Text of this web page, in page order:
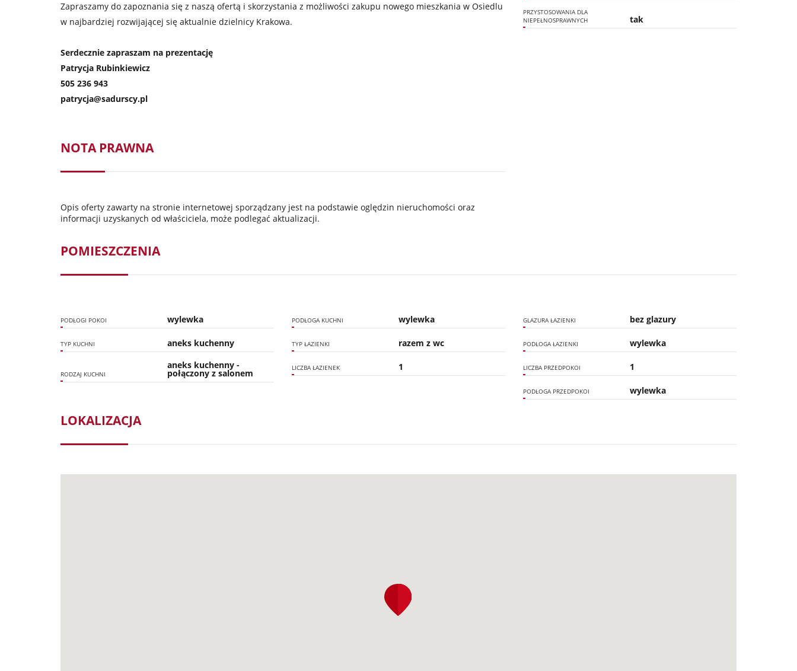
Zapraszamy do zapoznania się z naszą ofertą i skorzystania z możliwości zakupu nowego mieszkania w Osiedlu
w najbardziej rozwijającej się aktualnie dzielnicy Krakowa.
Serdecznie zapraszam na prezentację
Patrycja Rubinkiewicz
505 236 943
patrycja@sadurscy.pl
NOTA PRAWNA
Opis oferty zawarty na stronie internetowej sporządzany jest na podstawie oględzin nieruchomości oraz
informacji uzyskanych od właściciela, może podlegać aktualizacji.
PRZYSTOSOWANIA DLA
NIEPEŁNOSPRAWNYCH
tak
POMIESZCZENIA
PODŁOGI POKOI wylewka
TYP KUCHNI aneks kuchenny
RODZAJ KUCHNI
aneks kuchenny -
połączony z salonem
PODŁOGA KUCHNI wylewka
TYP ŁAZIENKI razem z wc
LICZBA ŁAZIENEK 1
GLAZURA ŁAZIENKI bez glazury
PODŁOGA ŁAZIENKI wylewka
LICZBA PRZEDPOKOI 1
PODŁOGA PRZEDPOKOI wylewka
LOKALIZACJA